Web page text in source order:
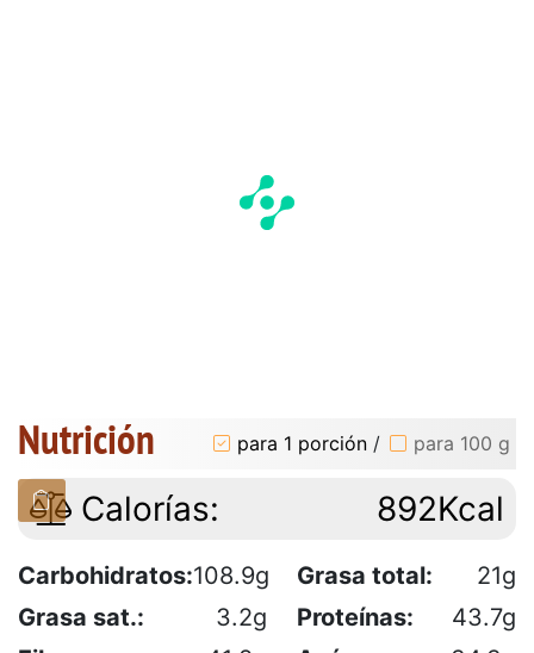
Nutrición para 1 porción / para 100 g
Calorías: 892Kcal
Carbohidratos:108.9g Grasa total:
21g
Grasa sat.:
3.2g Proteínas:
43.7g